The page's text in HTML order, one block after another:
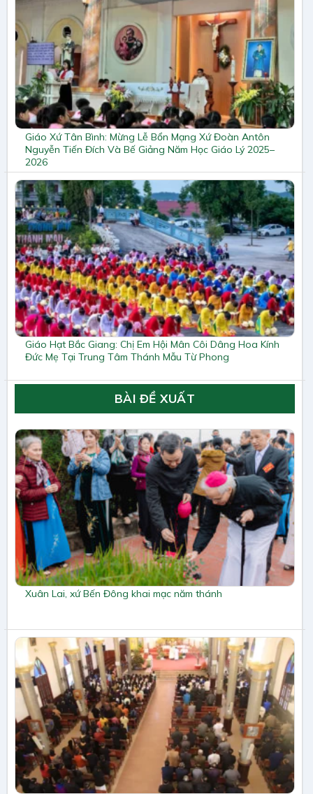
Giáo Xứ Tân Bình: Mừng Lễ Bổn Mạng Xứ Đoàn Antôn
Nguyễn Tiến Đích Và Bế Giảng Năm Học Giáo Lý 2025–
2026
Giáo Hạt Bắc Giang: Chị Em Hội Mân Côi Dâng Hoa Kính
Đức Mẹ Tại Trung Tâm Thánh Mẫu Từ Phong
BÀI ĐỀ XUẤT
Xuân Lai, xứ Bến Đông khai mạc năm thánh